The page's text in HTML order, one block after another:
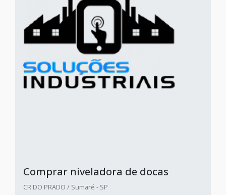
Comprar niveladora de docas
CR DO PRADO / Sumaré - SP